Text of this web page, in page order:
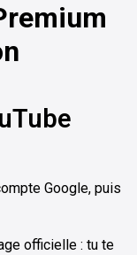
Google, puis
officielle : tu te